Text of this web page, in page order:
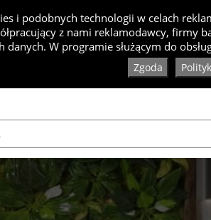
Inspiracje Artykuły
i podobnych technologii w celach
z nami reklamodawcy, firmy
danych. W programie służącym do
Zgoda